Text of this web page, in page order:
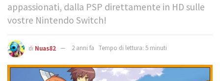
appassionati, dalla PSP direttamente in HD sulle
vostre Nintendo Switch!
di Nuas82 2 anni fa Tempo di lettura: 5 minuti